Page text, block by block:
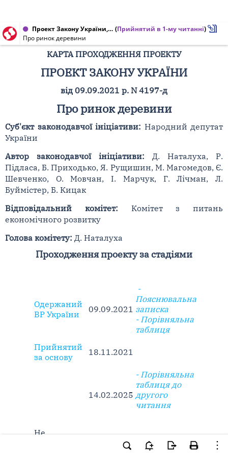
Проект Закону України, Карта проходження проекту від 29.04.2025 № 4197-д (Прийнятий в 1-му читанні)
Про ринок деревини